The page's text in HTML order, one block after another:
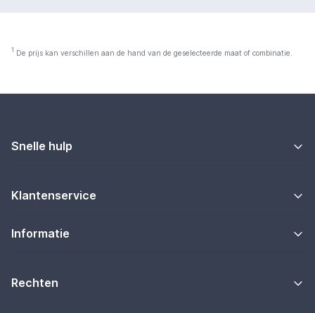
1 De prijs kan verschillen aan de hand van de geselecteerde maat of combinatie.
Snelle hulp
Klantenservice
Informatie
Rechten